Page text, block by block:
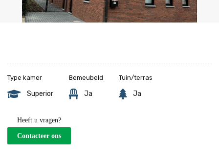
Type kamer
Superior
Bemeubeld
Ja
Tuin/terras
Ja
Heeft u vragen?
Contacteer ons